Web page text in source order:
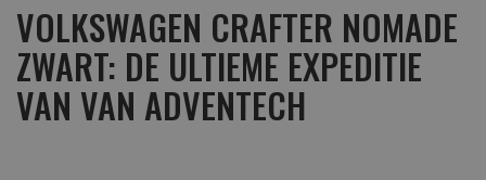
VOLKSWAGEN CRAFTER NOMADE
ZWART: DE ULTIEME EXPEDITIE
VAN VAN ADVENTECH